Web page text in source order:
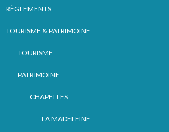
RÈGLEMENTS
TOURISME & PATRIMOINE
TOURISME
PATRIMOINE
CHAPELLES
LA MADELEINE